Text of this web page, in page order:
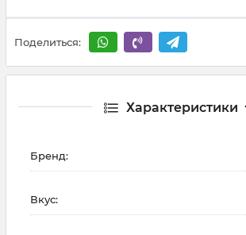
Поделиться:
Характеристики
Бренд:
Вкус: